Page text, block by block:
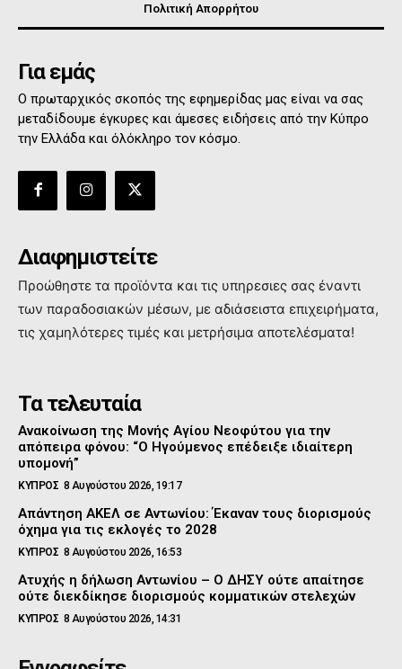
Πολιτική Απορρήτου
Για εμάς
Ο πρωταρχικός σκοπός της εφημερίδας μας είναι να σας
μεταδίδουμε έγκυρες και άμεσες ειδήσεις από την Κύπρο
την Ελλάδα και όλόκληρο τον κόσμο.
Διαφημιστείτε
Προώθηστε τα προϊόντα και τις υπηρεσιες σας έναντι
των παραδοσιακών μέσων, με αδιάσειστα επιχειρήματα,
τις χαμηλότερες τιμές και μετρήσιμα αποτελέσματα!
Τα τελευταία
Ανακοίνωση της Μονής Αγίου Νεοφύτου για την
απόπειρα φόνου: “Ο Ηγούμενος επέδειξε ιδιαίτερη
υπομονή”
ΚΥΠΡΟΣ 8 Αυγούστου 2026, 19:17
Απάντηση ΑΚΕΛ σε Αντωνίου: Έκαναν τους διορισμούς
όχημα για τις εκλογές το 2028
ΚΥΠΡΟΣ 8 Αυγούστου 2026, 16:53
Ατυχής η δήλωση Αντωνίου – Ο ΔΗΣΥ ούτε απαίτησε
ούτε διεκδίκησε διορισμούς κομματικών στελεχών
ΚΥΠΡΟΣ 8 Αυγούστου 2026, 14:31